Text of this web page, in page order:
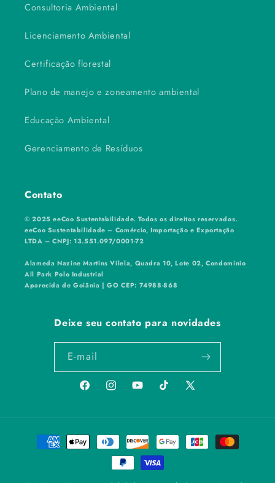
Consultoria Ambiental
Licenciamento Ambiental
Certificação florestal
Plano de manejo e zoneamento ambiental
Educação Ambiental
Gerenciamento de Resíduos
Contato
© 2025 eeCoo Sustentabilidade. Todos os direitos reservados.
eeCoo Sustentabilidade – Comércio, Importação e Exportação
LTDA – CNPJ: 13.551.097/0001-72
Alameda Nazine Martins Vilela, Quadra 10, Lote 02, Condomínio
All Park Polo Industrial
Aparecida de Goiânia | GO CEP: 74988-868
Deixe seu contato para novidades
E-mail
FacebookInstagramYouTubeTikTok
X
Formas